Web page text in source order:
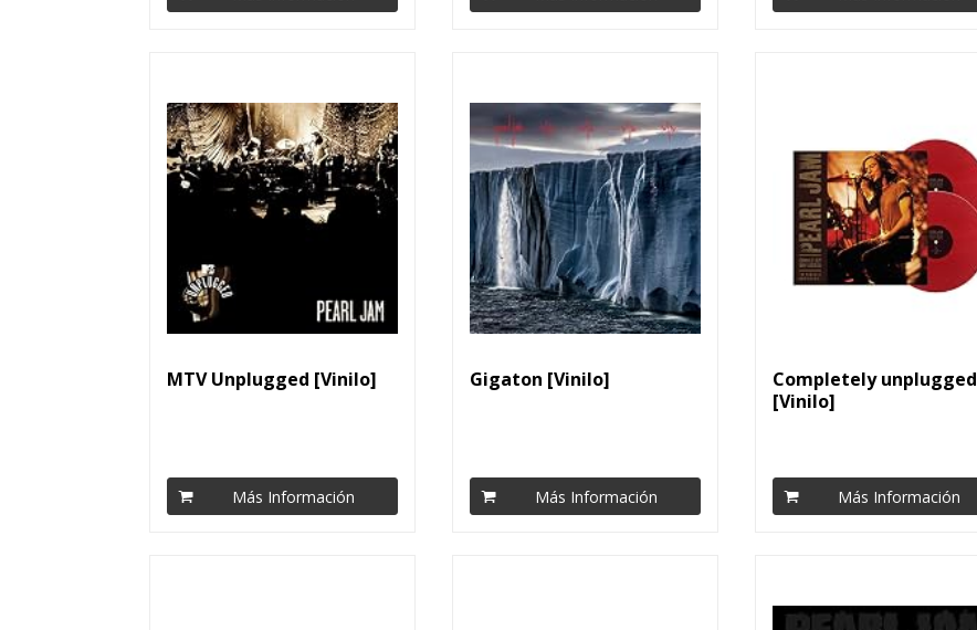
MTV Unplugged [Vinilo]
Más Información
Gigaton [Vinilo]
Más Información
Completely unplugged
[Vinilo]
Más Información